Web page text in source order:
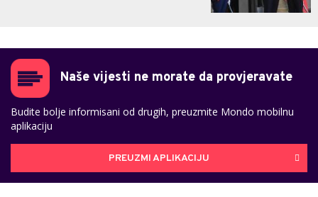
Naše vijesti ne morate da provjeravate
Budite bolje informisani od drugih, preuzmite Mondo mobilnu
aplikaciju
PREUZMI APLIKACIJU